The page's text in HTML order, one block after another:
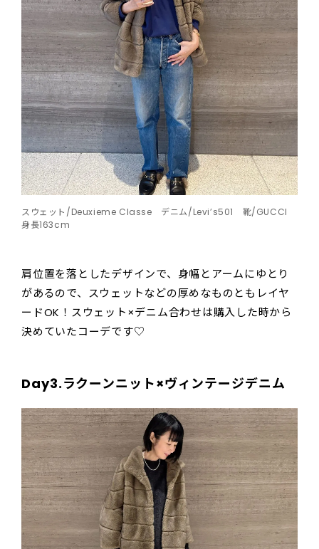
スウェット/Deuxieme Classe デニム/Levi’s501 靴/GUCCI
身長163cm
肩位置を落としたデザインで、身幅とアームにゆとり
があるので、スウェットなどの厚めなものともレイヤ
ードOK！スウェット×デニム合わせは購入した時から
決めていたコーデです♡
Day3.ラクーンニット×ヴィンテージデニム